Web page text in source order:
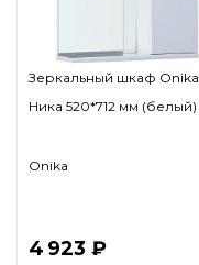
Зеркальный шкаф Onika
Ника 520*712 мм (белый)
Onika
4 923 ₽